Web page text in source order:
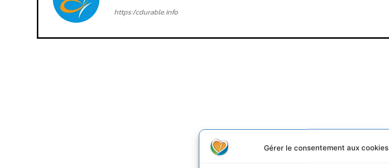
Gérer le consentement aux cookies
https:/cdurable.info